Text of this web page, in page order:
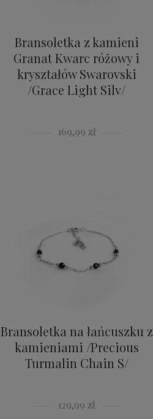
Bransoletka z kamieni
Granat Kwarc różowy i
kryształów Swarovski
/Grace Light Silv/
169,99 zł
Bransoletka na łańcuszku z
kamieniami /Precious
Turmalin Chain S/
129,99 zł